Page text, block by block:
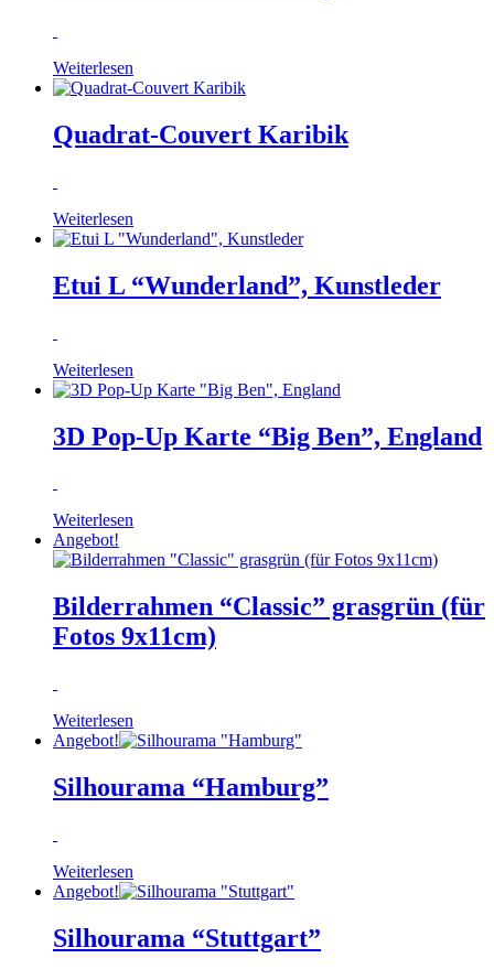
Weiterlesen
Quadrat-Couvert Karibik
Weiterlesen
Etui L “Wunderland”, Kunstleder
Weiterlesen
3D Pop-Up Karte “Big Ben”, England
Weiterlesen
Angebot!
Bilderrahmen “Classic” grasgrün (für
Fotos 9x11cm)
Weiterlesen
Angebot!
Silhourama “Hamburg”
Weiterlesen
Angebot!
Silhourama “Stuttgart”